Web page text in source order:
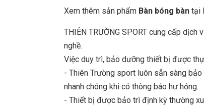
Xem thêm sản phẩm Bàn bóng bàn tại
THIÊN TRƯỜNG SPORT cung cấp
nghề.
Việc duy trì, bảo dưỡng thiết bị được
- Thiên Trường sport luôn sẵn sàng
nhanh chóng khi có thông báo hư hỏng.
- Thiết bị được bảo trì định kỳ thường